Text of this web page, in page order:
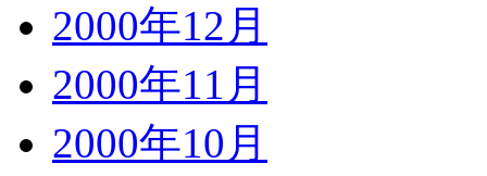
2000年12月
2000年11月
2000年10月